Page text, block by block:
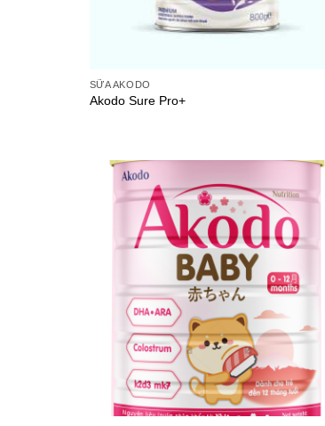
SỮA AKODO
Akodo Sure Pro+
Add to